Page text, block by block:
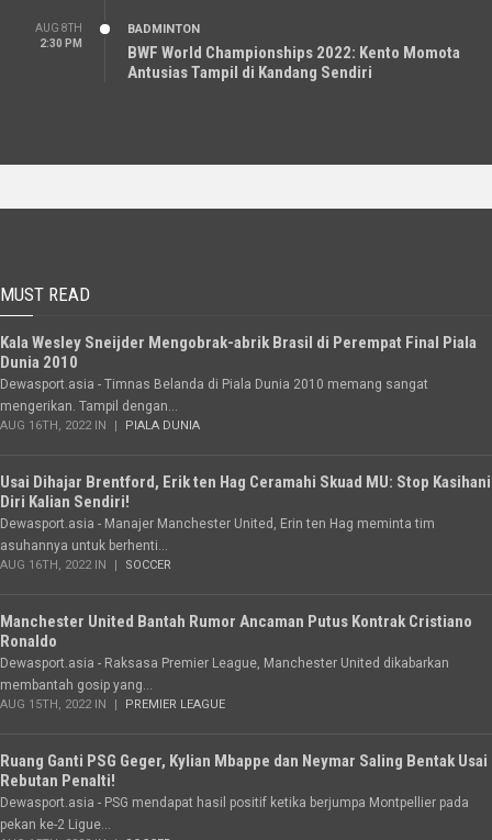
AUG 8TH
2:30 PM
BADMINTON
BWF World Championships 2022: Kento Momota
Antusias Tampil di Kandang Sendiri
MUST READ
Kala Wesley Sneijder Mengobrak-abrik Brasil di Perempat Final Piala
Dunia 2010
Dewasport.asia - Timnas Belanda di Piala Dunia 2010 memang sangat
mengerikan. Tampil dengan...
AUG 16TH, 2022 IN PIALA DUNIA
Usai Dihajar Brentford, Erik ten Hag Ceramahi Skuad MU: Stop Kasihani
Diri Kalian Sendiri!
Dewasport.asia - Manajer Manchester United, Erin ten Hag meminta tim
asuhannya untuk berhenti...
AUG 16TH, 2022 IN SOCCER
Manchester United Bantah Rumor Ancaman Putus Kontrak Cristiano
Ronaldo
Dewasport.asia - Raksasa Premier League, Manchester United dikabarkan
membantah gosip yang...
AUG 15TH, 2022 IN PREMIER LEAGUE
Ruang Ganti PSG Geger, Kylian Mbappe dan Neymar Saling Bentak Usai
Rebutan Penalti!
Dewasport.asia - PSG mendapat hasil positif ketika berjumpa Montpellier pada
pekan ke-2 Ligue...